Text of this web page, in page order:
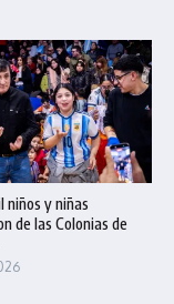
niños y niñas
de las Colonias de